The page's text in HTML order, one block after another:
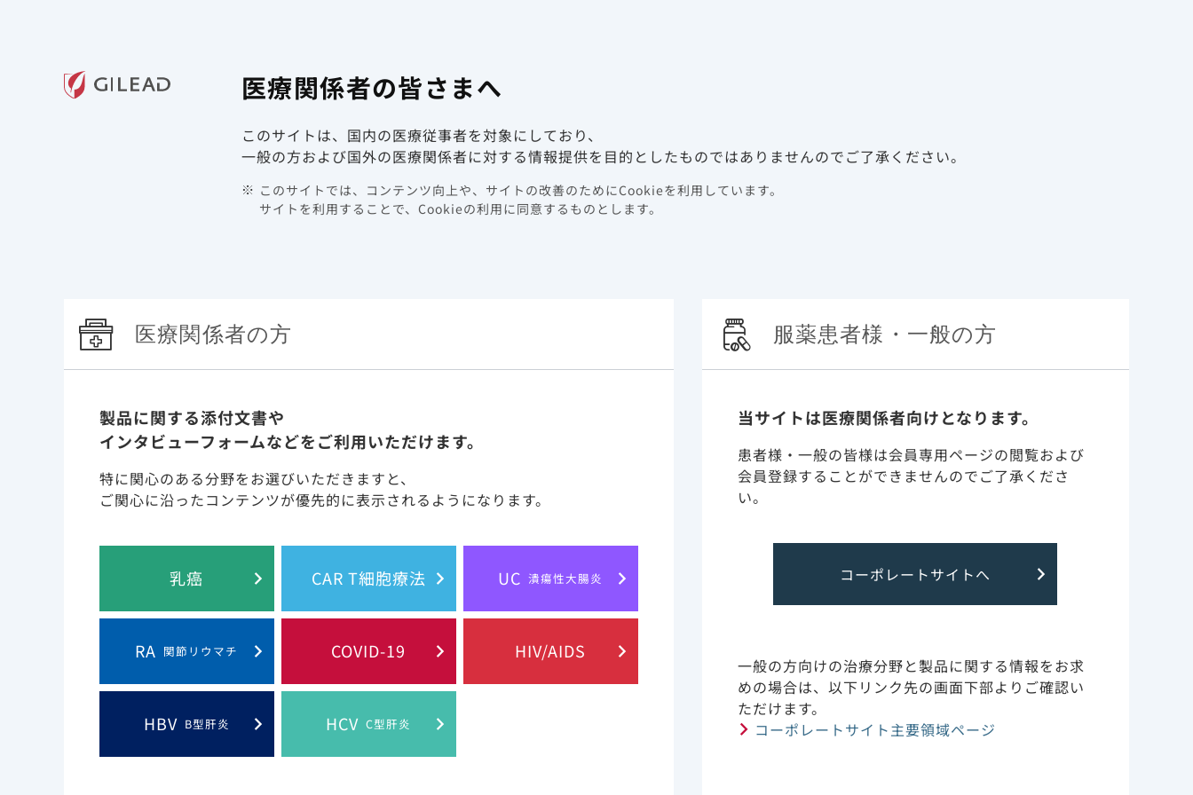
領域情報 製品情報 動画ライブラリ
最新学術情報ページの学会記録集を更新しました。
最新学術情報ページの学会記録集を更新しました。
このウェブサイト上に含まれる情報は、医師または薬剤師による指導に代わるものではございません。
Gilead and the Gilead logo are trademarks of Gilead Sciences, Inc. プライバシー・ステイトメント ご利用規約 お問い合わせ サイトマップ
© 2019 Gilead. All rights reserved.
医療関係者の皆さまへ
このサイトは、国内の医療従事者を対象にしており、
一般の方および国外の医療関係者に対する情報提供を目的としたものではありませんのでご了承ください。
このサイトでは、コンテンツ向上や、サイトの改善のためにCookieを利用しています。
サイトを利用することで、Cookieの利用に同意するものとします。
医療関係者の方
製品に関する添付文書や
インタビューフォームなどをご利用いただけます。
特に関心のある分野をお選びいただきますと、
ご関心に沿ったコンテンツが優先的に表示されるようになります。
乳癌 CAR T細胞療法 UC 潰瘍性大腸炎
RA 関節リウマチ COVID-19 HIV/AIDS
HBV B型肝炎 HCV C型肝炎
服薬患者様・一般の方
当サイトは医療関係者向けとなります。
患者様・一般の皆様は会員専用ページの閲覧および
会員登録することができませんのでご了承くださ
い。
コーポレートサイトへ
一般の方向けの治療分野と製品に関する情報をお求
めの場合は、以下リンク先の画面下部よりご確認い
ただけます。
コーポレートサイト主要領域ページ